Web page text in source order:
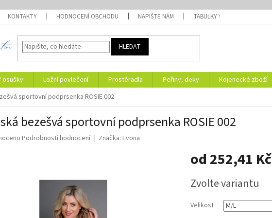
KONTAKTY HODNOCENÍ OBCHODU NAPIŠTE NÁM TABULKY VELIKOSTÍ
HLEDAT
osušky Ložní povlečení Prostěradla Peřiny, deky Kojenecké zboží
sportovní podprsenka ROSIE 002
bezešvá sportovní podprsenka ROSIE 002
Podrobnosti hodnocení Značka: Evona
od 252,41 Kč
cena:
Zvolte variantu
Velikost